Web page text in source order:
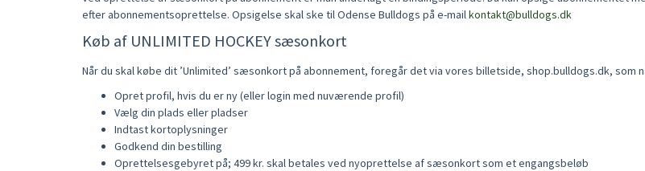
efter abonnementsoprettelse. Opsigelse skal ske til Odense Bulldogs på e-mailkontakt@bulldogs.dk
Køb af UNLIMITED HOCKEY sæsonkort
Når du skal købe dit ’Unlimited’ sæsonkort på abonnement, foregår det via vores billetside, shop.bulldogs.dk, som
Opret profil, hvis du er ny (eller login med nuværende profil)
Vælg din plads eller pladser
Indtast kortoplysninger
Godkend din bestilling
Oprettelsesgebyret på; 499 kr. skal betales ved nyoprettelse af sæsonkort som et engangsbeløb